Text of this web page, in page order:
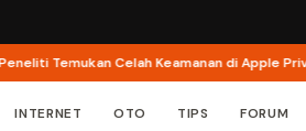
Celah Keamanan di Apple Private Relay
INTERNET OTO TIPS FORUM